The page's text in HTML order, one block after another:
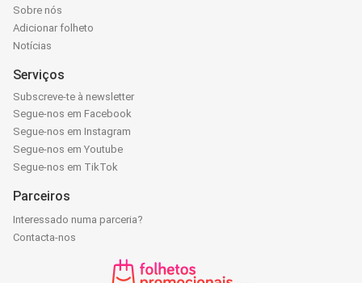
Sobre nós
Adicionar folheto
Notícias
Serviços
Subscreve-te à newsletter
Segue-nos em Facebook
Segue-nos em Instagram
Segue-nos em Youtube
Segue-nos em TikTok
Parceiros
Interessado numa parceria?
Contacta-nos